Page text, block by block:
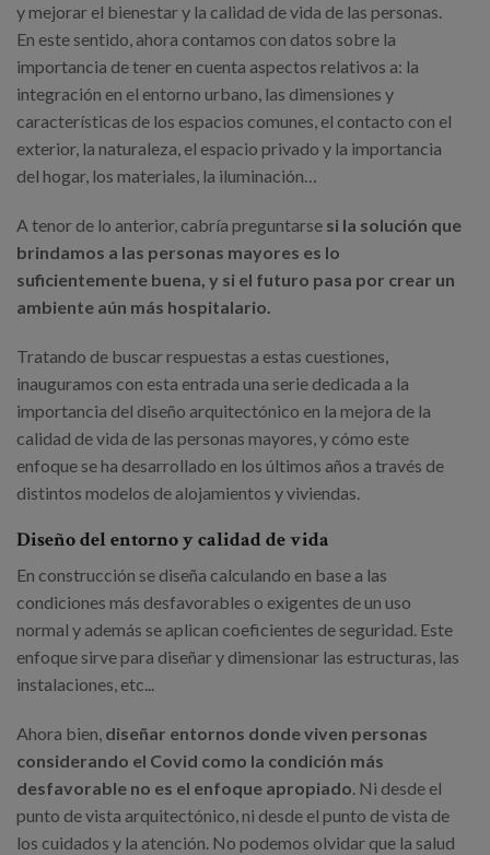
y mejorar el bienestar y la calidad de vida de las personas.
En este sentido, ahora contamos con datos sobre la
importancia de tener en cuenta aspectos relativos a: la
integración en el entorno urbano, las dimensiones y
características de los espacios comunes, el contacto con el
exterior, la naturaleza, el espacio privado y la importancia
del hogar, los materiales, la iluminación…
A tenor de lo anterior, cabría preguntarse si la solución que
brindamos a las personas mayores es lo
suficientemente buena, y si el futuro pasa por crear un
ambiente aún más hospitalario.
Tratando de buscar respuestas a estas cuestiones,
inauguramos con esta entrada una serie dedicada a la
importancia del diseño arquitectónico en la mejora de la
calidad de vida de las personas mayores, y cómo este
enfoque se ha desarrollado en los últimos años a través de
distintos modelos de alojamientos y viviendas.
Diseño del entorno y calidad de vida
En construcción se diseña calculando en base a las
condiciones más desfavorables o exigentes de un uso
normal y además se aplican coeficientes de seguridad. Este
enfoque sirve para diseñar y dimensionar las estructuras, las
instalaciones, etc...
Ahora bien, diseñar entornos donde viven personas
considerando el Covid como la condición más
desfavorable no es el enfoque apropiado. Ni desde el
punto de vista arquitectónico, ni desde el punto de vista de
los cuidados y la atención. No podemos olvidar que la salud